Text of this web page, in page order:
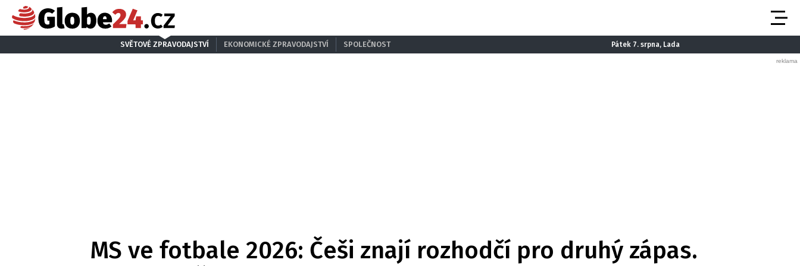
SVĚTOVÉ ZPRAVODAJSTVÍ EKONOMICKÉ ZPRAVODAJSTVÍ SPOLEČNOST Pátek 7. srpna, Lada
MS ve fotbale 2026: Češi znají rozhodčí pro druhý zápas.